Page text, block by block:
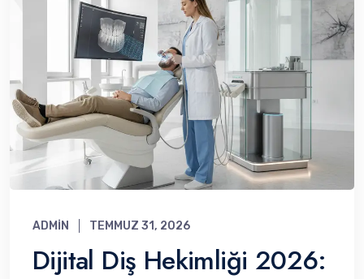
ADMIN TEMMUZ 31, 2026
Dijital Diş Hekimliği 2026: